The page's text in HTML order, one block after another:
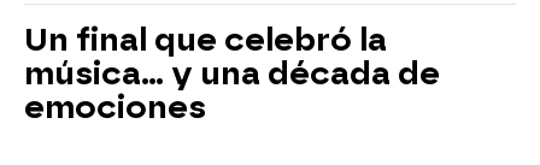
Un final que celebró la
música... y una década de
emociones